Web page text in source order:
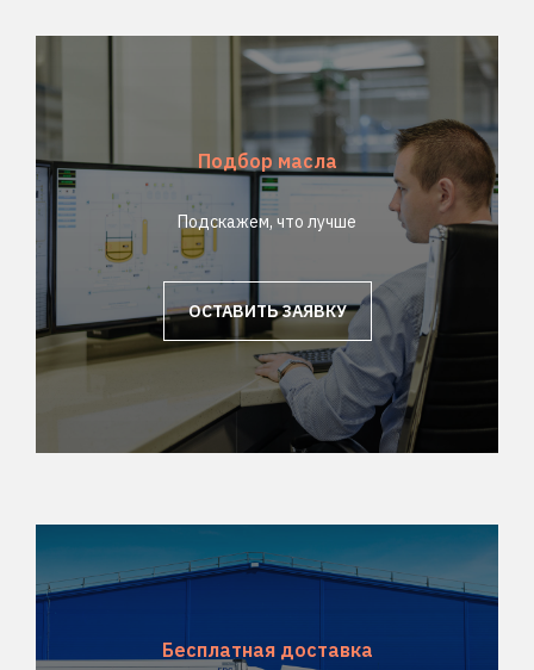
Подбор масла
Подскажем, что лучше
ОСТАВИТЬ ЗАЯВКУ
Бесплатная доставка